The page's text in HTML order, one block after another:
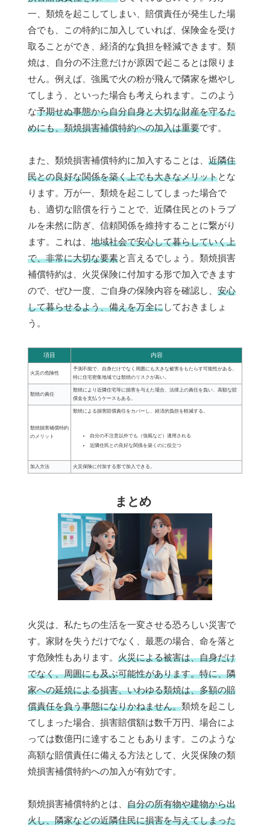
一、類焼を起こしてしまい、賠償責任が発生した場
合でも、この特約に加入していれば、保険金を受け
取ることができ、経済的な負担を軽減できます。類
焼は、自分の不注意だけが原因で起こるとは限りま
せん。例えば、強風で火の粉が飛んで隣家を燃やし
てしまう、といった場合も考えられます。このよう
な予期せぬ事態から自分自身と大切な財産を守るた
めにも、類焼損害補償特約への加入は重要です。
また、類焼損害補償特約に加入することは、 近隣住
民との良好な関係を築く上でも大きなメリットとな
ります。万が一、類焼を起こしてしまった場合で
も、適切な賠償を行うことで、近隣住民とのトラブ
ルを未然に防ぎ、信頼関係を維持することに繋がり
ます。これは、 地域社会で安心して暮らしていく上
で、非常に大切な要素と言えるでしょう。類焼損害
補償特約は、火災保険に付加する形で加入できます
ので、ぜひ一度、ご自身の保険内容を確認し、 安心
して暮らせるよう、備えを万全にしておきましょ
う。
項目 内容
火災の危険性
予測不能で、自身だけでなく周囲にも大きな被害をもたらす可能性がある。
特に住宅密集地域では類焼のリスクが高い。
類焼の責任
類焼により近隣住宅等に損害を与えた場合、法律上の責任を負い、高額な賠
償金を支払うケースもある。
類焼損害補償特約
のメリット
類焼による損害賠償責任をカバーし、経済的負担を軽減する。
自分の不注意以外でも（強風など）適用される
近隣住民との良好な関係を築くのに役立つ
加入方法 火災保険に付加する形で加入できる。
まとめ
火災は、私たちの生活を一変させる恐ろしい災害で
す。家財を失うだけでなく、最悪の場合、命を落と
す危険性もあります。 火災による被害は、自身だけ
でなく、周囲にも及ぶ可能性があります。特に、隣
家への延焼による損害、いわゆる類焼は、多額の賠
償責任を負う事態になりかねません。類焼を起こし
てしまった場合、損害賠償額は数千万円、場合によ
っては数億円に達することもあります。このような
高額な賠償責任に備える方法として、火災保険の類
焼損害補償特約への加入が有効です。
類焼損害補償特約とは、 自分の所有物や建物から出
火し、隣家などの近隣住民に損害を与えてしまった